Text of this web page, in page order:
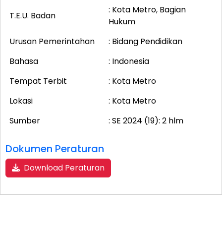
T.E.U. Badan
: Kota Metro, Bagian
Hukum
Urusan Pemerintahan
: Bidang Pendidikan
Bahasa
: Indonesia
Tempat Terbit
: Kota Metro
Lokasi
: Kota Metro
Sumber
: SE 2024 (19): 2 hlm
Dokumen Peraturan
Download Peraturan